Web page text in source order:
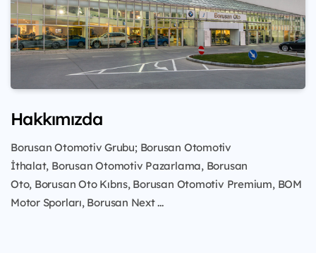
Hakkımızda
Borusan Otomotiv Grubu; Borusan Otomotiv
İthalat, Borusan Otomotiv Pazarlama, Borusan
Oto, Borusan Oto Kıbrıs, Borusan Otomotiv Premium, BOM
Motor Sporları, Borusan Next...